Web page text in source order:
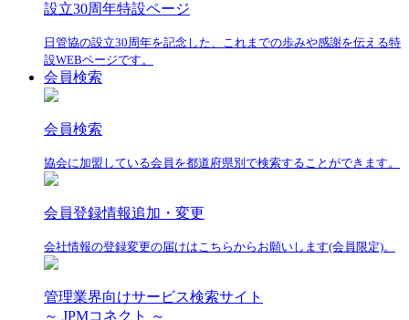
設立30周年特設ページ
日管協の設立30周年を記念した、これまでの歩みや感謝を伝える特
設WEBページです。
会員検索
会員検索
協会に加盟している会員を都道府県別で検索することができます。
会員登録情報追加・変更
会社情報の登録変更の届けはこちらからお願いします(会員限定)。
管理業界向けサービス検索サイト
～ JPMコネクト ～